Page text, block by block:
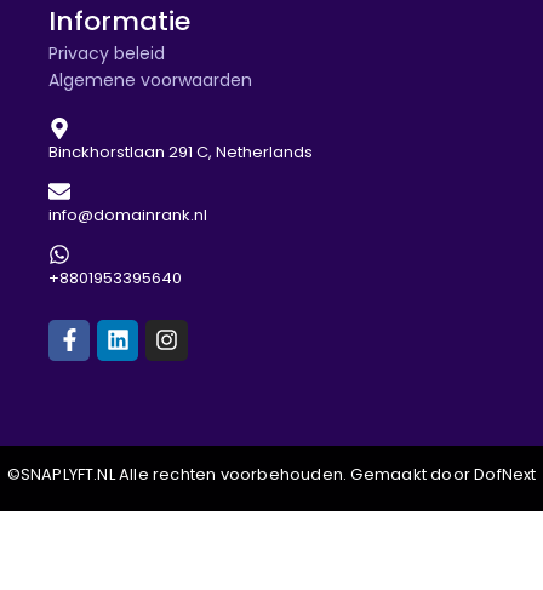
Informatie
Privacy beleid
Algemene voorwaarden
Binckhorstlaan 291 C, Netherlands
info@domainrank.nl
+8801953395640
©SNAPLYFT.NL Alle rechten voorbehouden. Gemaakt door DofNext